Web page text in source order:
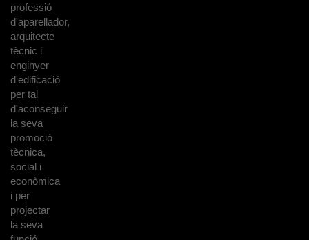
professió
d'aparellador,
arquitecte
tècnic i
enginyer
d'edificació
per tal
d'aconseguir
la seva
promoció
tècnica,
social i
econòmica
i per
projectar
la seva